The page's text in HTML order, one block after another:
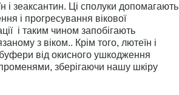
і зеаксантин. Ці сполуки допомагають
і прогресування вікової
і таким чином запобігають
з віком.. Крім того, лютеїн і
від окисного ушкодження
зберігаючи нашу шкіру